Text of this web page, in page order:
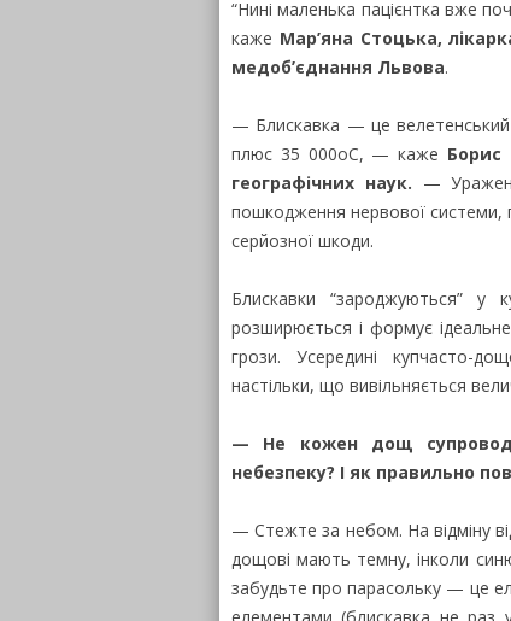
“Нині маленька пацієнтка вже
каже Мар’яна Стоцька,
медоб’єднання Львова.
— Блискавка — це велетенський
плюс 35 000оС, — каже Борис
географічних наук. —
пошкодження нервової системи,
серйозної шкоди.
Блискавки “зароджуються” у
розширюється і формує
грози. Усередині купчасто-
настільки, що вивільняється
— Не кожен дощ
небезпеку? I як правильно
— Стежте за небом. На відміну
дощові мають темну, інколи
забудьте про парасольку — це